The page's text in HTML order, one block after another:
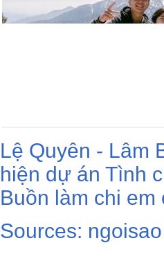
Lệ Quyên - Lâm
hiện dự án Tình
Buồn làm chi em
Sources: ngoisao